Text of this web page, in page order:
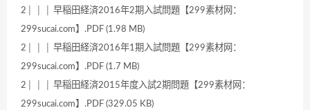
2│ │ │ 早稲田経済2016年2期入試問題【299素材网：
299sucai.com】.PDF (1.98 MB)
2│ │ │ 早稲田経済2016年1期入試問題【299素材网：
299sucai.com】.PDF (1.7 MB)
2│ │ │ 早稲田経済2015年度入試2期問題【299素材网：
299sucai.com】.PDF (329.05 KB)